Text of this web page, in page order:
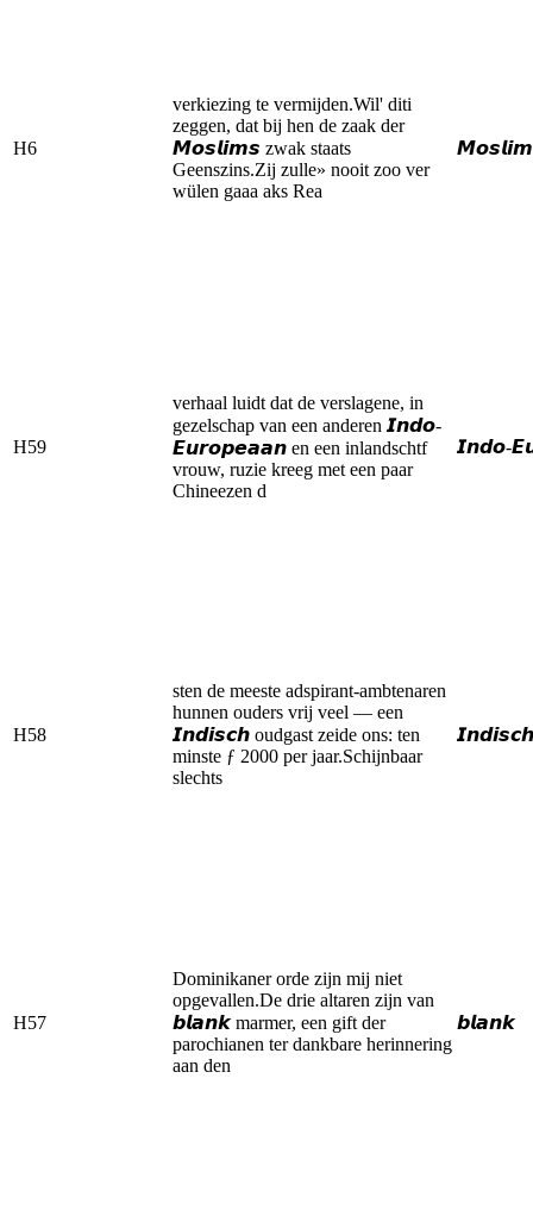
H6
verkiezing te vermijden.Wil' diti
zeggen, dat bij hen de zaak der
𝙈𝙤𝙨𝙡𝙞𝙢𝙨 zwak staats
Geenszins.Zij zulle» nooit zoo ver
wülen gaaa aks Rea
H59
verhaal luidt dat de verslagene, in
gezelschap van een anderen 𝙄𝙣𝙙𝙤-
𝙀𝙪𝙧𝙤𝙥𝙚𝙖𝙖𝙣 en een inlandschtf
vrouw, ruzie kreeg met een paar
Chineezen d
𝙄𝙣𝙙𝙤-
H58
sten de meeste adspirant-ambtenaren
hunnen ouders vrij veel — een
𝙄𝙣𝙙𝙞𝙨𝙘𝙝 oudgast zeide ons: ten
minste ƒ 2000 per jaar.Schijnbaar
slechts
𝙄𝙣𝙙𝙞𝙨𝙘𝙝
H57
Dominikaner orde zijn mij niet
opgevallen.De drie altaren zijn van
𝙗𝙡𝙖𝙣𝙠 marmer, een gift der
parochianen ter dankbare herinnering
aan den
𝙗𝙡𝙖𝙣𝙠